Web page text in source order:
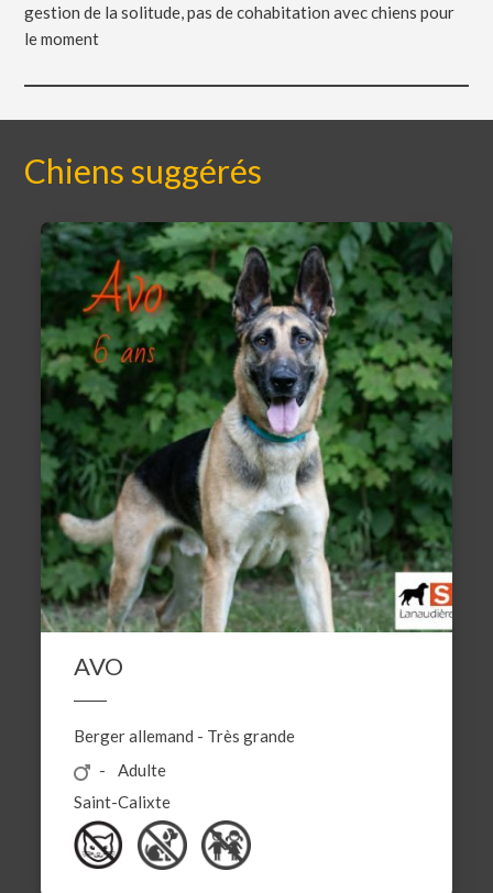
gestion de la solitude, pas de cohabitation avec chiens pour
le moment
Chiens suggérés
AVO
Berger allemand - Très grande
Adulte
Saint-Calixte